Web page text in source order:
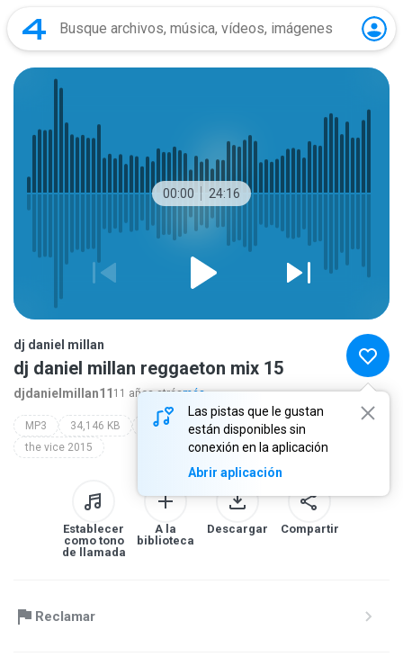
00:00 24:16
Las pistas que le gustan
están disponibles sin
conexión en la aplicación
Abrir aplicación
dj daniel millan
dj daniel millan reggaeton mix 15
djdanielmillan11 11 años atrásmás...
MP3 34,146 KB reggaeton
dj daniel millan
the vice 2015
Establecer
como tono
de llamada
A la
biblioteca
Descargar Compartir
Reclamar